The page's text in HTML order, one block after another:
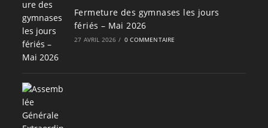
Fermeture des gymnases les jours
fériés – Mai 2026
27 AVRIL 2026 / 0 COMMENTAIRE